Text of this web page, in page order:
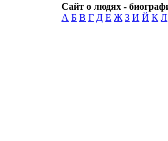
Сайт о людях -
А Б В Г Д Е Ж З И Й К Л